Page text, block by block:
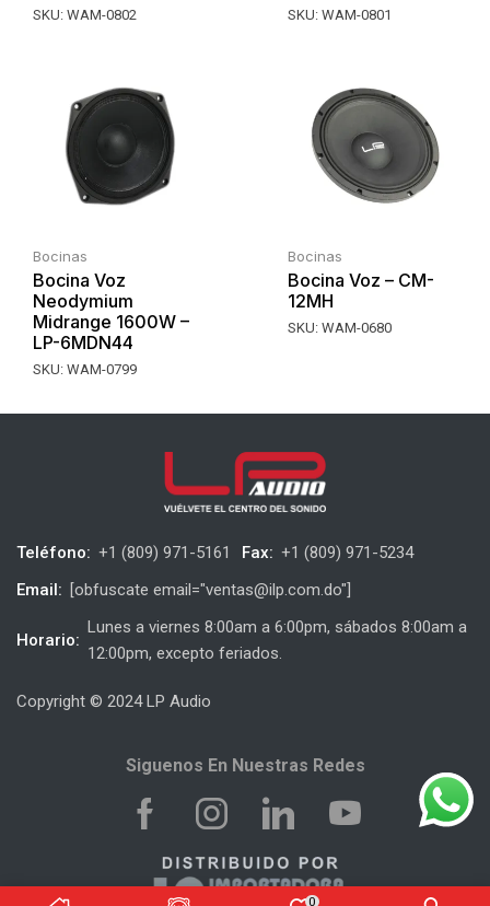
SKU: WAM-0802 SKU: WAM-0801
Bocinas
Bocina Voz
Neodymium
Midrange 1600W –
LP-6MDN44
SKU: WAM-0799
Bocinas
Bocina Voz – CM-
12MH
SKU: WAM-0680
0
Teléfono: +1 (809) 971-5161 Fax: +1 (809) 971-5234
Email: [obfuscate email="ventas@ilp.com.do"]
Horario:
Lunes a viernes 8:00am a 6:00pm, sábados 8:00am a
12:00pm, excepto feriados.
Copyright © 2024 LP Audio
Siguenos En Nuestras Redes